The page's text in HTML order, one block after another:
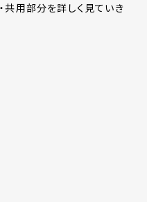
共用部分を詳しく見ていき